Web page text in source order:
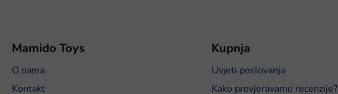
Mamido Toys
O nama
Kontakt
Kupnja
Uvjeti poslovanja
Kako provjeravamo recenzije?